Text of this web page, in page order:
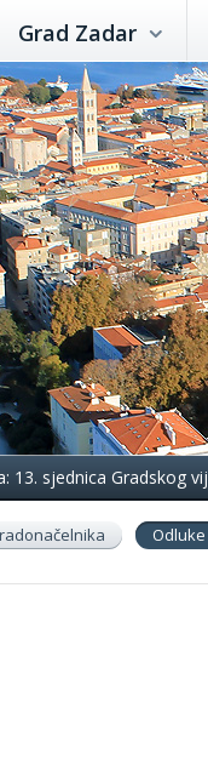
Grad Zadar
13. sjednica Gradskog